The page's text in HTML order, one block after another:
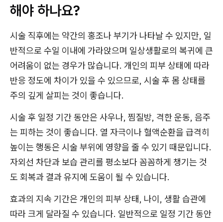
해야 하나요?
시술 직후에는 약간의 홍조나 부기가 나타날 수 있지만, 일
반적으로 수일 이내에 가라앉으며 일상생활로의 복귀에 큰
어려움이 없는 경우가 많습니다. 개인의 피부 상태에 따라
반응 정도에 차이가 있을 수 있으므로, 시술 후 몸 상태를
주의 깊게 살피는 것이 좋습니다.
시술 후 일정 기간 동안은 사우나, 찜질방, 격한 운동, 음주
는 피하는 것이 좋습니다. 열 자극이나 혈액순환을 급격히
높이는 행동은 시술 부위에 영향을 줄 수 있기 때문입니다.
자외선 차단과 보습 관리를 평소보다 꼼꼼하게 챙기는 것
도 회복과 결과 유지에 도움이 될 수 있습니다.
효과의 지속 기간은 개인의 피부 상태, 나이, 생활 습관에
따라 크게 달라질 수 있습니다. 일반적으로 일정 기간 동안